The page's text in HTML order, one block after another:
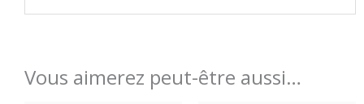
Seuls les clients connectés ayant acheté ce
produit ont la possibilité de laisser un avis.
Vous aimerez peut-être aussi…